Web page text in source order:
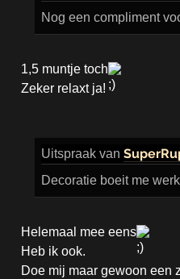
Nog een compliment
1,5 muntje toch
Zeker relaxt ja!
Uitspraakvan
Decoratie boeit me
Helemaal mee eens
Heb ik ook.
Doe mij maar gewoon een